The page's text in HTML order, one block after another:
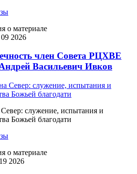
о материале
2026
член Совета РЦХВЕ
Васильевич Ивков
служение, испытания и
Божьей благодати
о материале
2026